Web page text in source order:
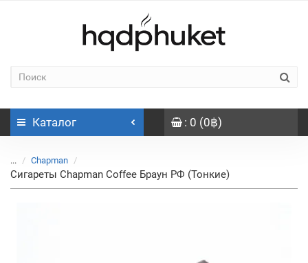
Каталог : 0 (0฿)
... Chapman
Сигареты Chapman Coffee Браун РФ (Тонкие)